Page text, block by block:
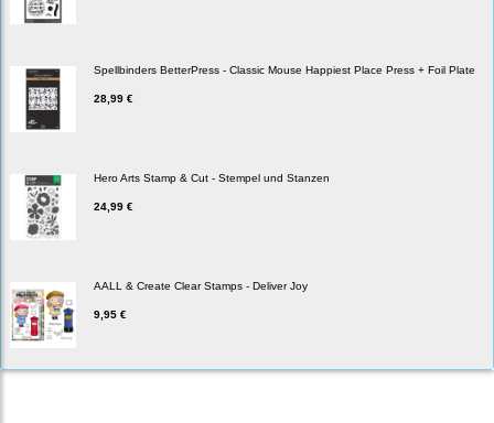
Spellbinders BetterPress - Classic Mouse Happiest Place Press + Foil Plate
28,99 €
Hero Arts Stamp & Cut - Stempel und Stanzen
24,99 €
AALL & Create Clear Stamps - Deliver Joy
9,95 €